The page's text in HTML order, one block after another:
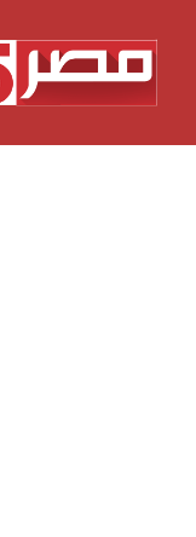
المحتوى